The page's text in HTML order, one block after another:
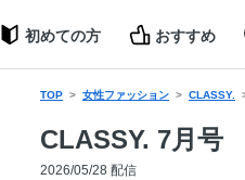
初めての方 おすすめ
TOP 女性ファッション CLASSY.
CLASSY. 7月号
2026/05/28 配信